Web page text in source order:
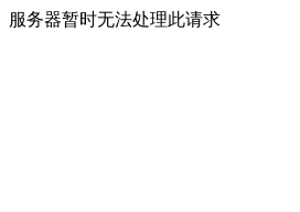
服务器暂时无法处理此请求